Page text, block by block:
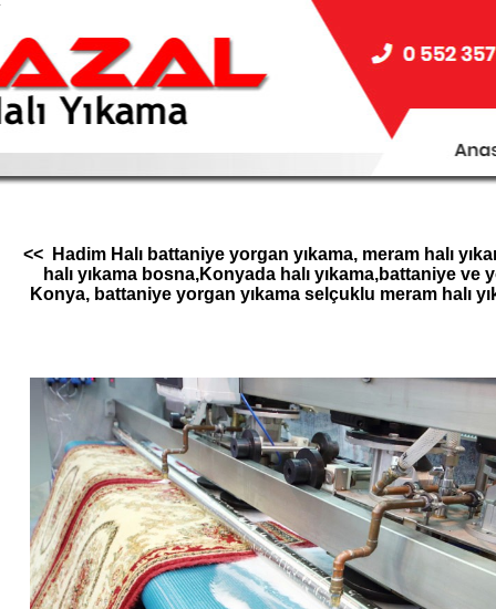
<< Hadim Halı battaniye yorgan yıkama, meram halı
halı yıkama bosna,Konyada halı yıkama,battaniye ve
Konya, battaniye yorgan yıkama selçuklu meram halı